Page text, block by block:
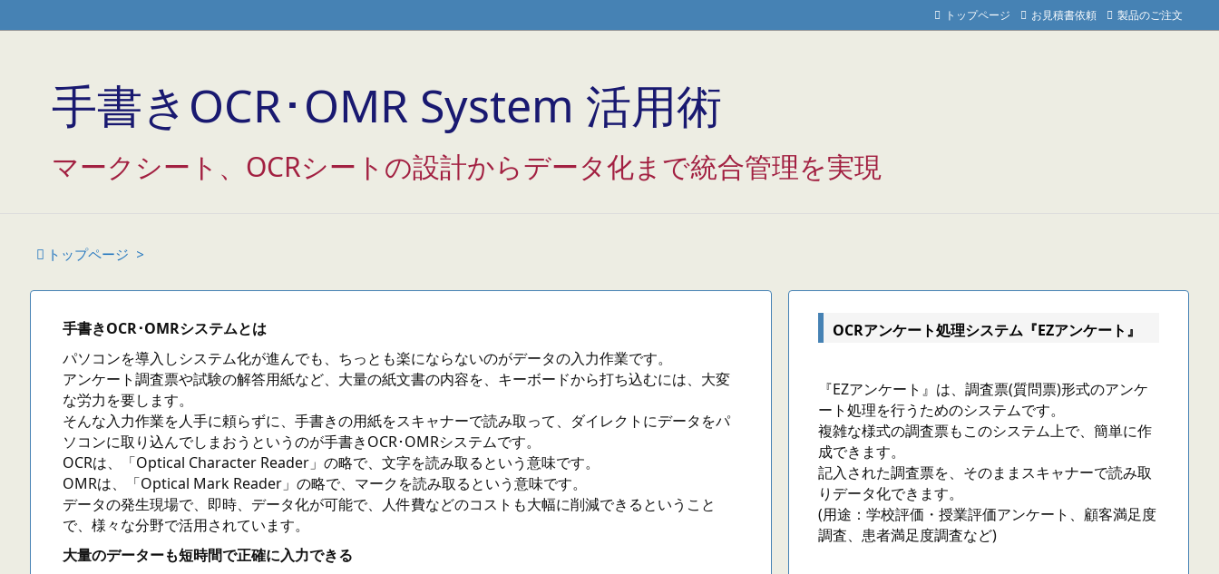
トップページ お見積書依頼 製品のご注文
手書きOCR･OMR System 活用術
マークシート、OCRシートの設計からデータ化まで統合管理を実現
 トップページ >
手書きOCR･OMRシステムとは
パソコンを導入しシステム化が進んでも、ちっとも楽にならないのがデータの入力作業です。
アンケート調査票や試験の解答用紙など、大量の紙文書の内容を、キーボードから打ち込むには、大変
な労力を要します。
そんな入力作業を人手に頼らずに、手書きの用紙をスキャナーで読み取って、ダイレクトにデータをパ
ソコンに取り込んでしまおうというのが手書きOCR･OMRシステムです。
OCRは、「Optical Character Reader」の略で、文字を読み取るという意味です。
OMRは、「Optical Mark Reader」の略で、マークを読み取るという意味です。
データの発生現場で、即時、データ化が可能で、人件費などのコストも大幅に削減できるということ
で、様々な分野で活用されています。
大量のデーターも短時間で正確に入力できる
OCRアンケート処理システム『EZアンケート』
『EZアンケート』は、調査票(質問票)形式のアンケ
ート処理を行うためのシステムです。
複雑な様式の調査票もこのシステム上で、簡単に作
成できます。
記入された調査票を、そのままスキャナーで読み取
りデータ化できます。
(用途：学校評価・授業評価アンケート、顧客満足度
調査、患者満足度調査など)